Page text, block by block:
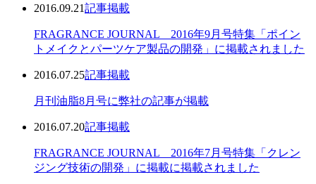
2016.09.21記事掲載
FRAGRANCE JOURNAL 2016年9月号特集「ポイン
トメイクとパーツケア製品の開発」に掲載されました
2016.07.25記事掲載
月刊油脂8月号に弊社の記事が掲載
2016.07.20記事掲載
FRAGRANCE JOURNAL 2016年7月号特集「クレン
ジング技術の開発」に掲載に掲載されました